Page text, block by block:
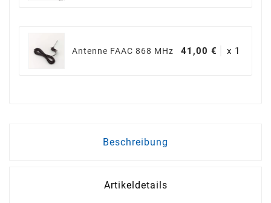
Antenne FAAC 868 MHz 41,00 € x 1
Beschreibung
Artikeldetails